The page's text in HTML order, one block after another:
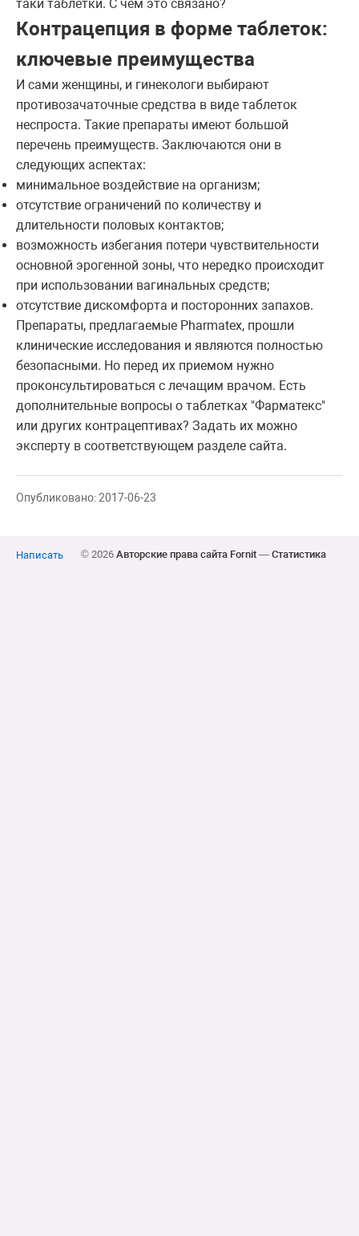
таки таблетки. С чем это связано?
Контрацепция в форме таблеток:
ключевые преимущества
И сами женщины, и гинекологи выбирают
противозачаточные средства в виде таблеток
неспроста. Такие препараты имеют большой
перечень преимуществ. Заключаются они в
следующих аспектах:
минимальное воздействие на организм;
отсутствие ограничений по количеству и
длительности половых контактов;
возможность избегания потери чувствительности
основной эрогенной зоны, что нередко происходит
при использовании вагинальных средств;
отсутствие дискомфорта и посторонних запахов.
Препараты, предлагаемые Pharmatex, прошли
клинические исследования и являются полностью
безопасными. Но перед их приемом нужно
проконсультироваться с лечащим врачом. Есть
дополнительные вопросы о таблетках "Фарматекс"
или других контрацептивах? Задать их можно
эксперту в соответствующем разделе сайта.
Опубликовано: 2017-06-23
Написать © 2026 Авторские права сайта Fornit— Статистика